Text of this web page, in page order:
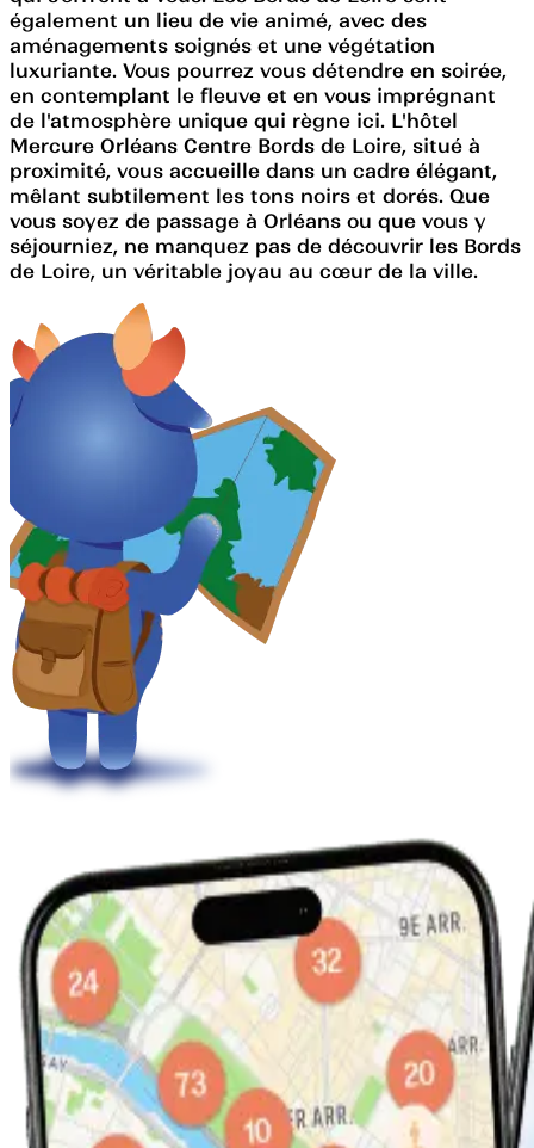
également un lieu de vie animé, avec des
aménagements soignés et une végétation
luxuriante. Vous pourrez vous détendre en soirée,
en contemplant le fleuve et en vous imprégnant
de l'atmosphère unique qui règne ici. L'hôtel
Mercure Orléans Centre Bords de Loire, situé à
proximité, vous accueille dans un cadre élégant,
mêlant subtilement les tons noirs et dorés. Que
vous soyez de passage à Orléans ou que vous y
séjourniez, ne manquez pas de découvrir les Bords
de Loire, un véritable joyau au cœur de la ville.